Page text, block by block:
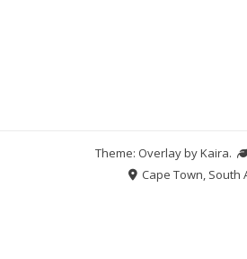
Theme: Overlay byKaira.
Cape Town, South